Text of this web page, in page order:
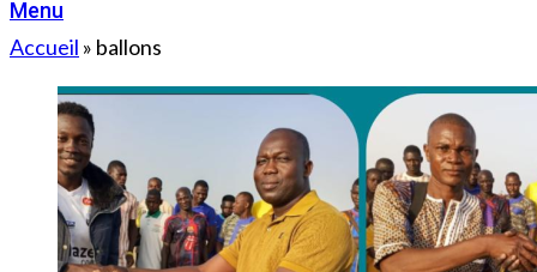
Menu
Accueil » ballons